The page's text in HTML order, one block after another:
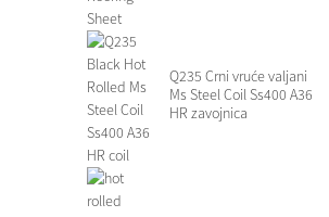
Q235 Crni vruće valjani
Ms Steel Coil Ss400 A36
HR zavojnica